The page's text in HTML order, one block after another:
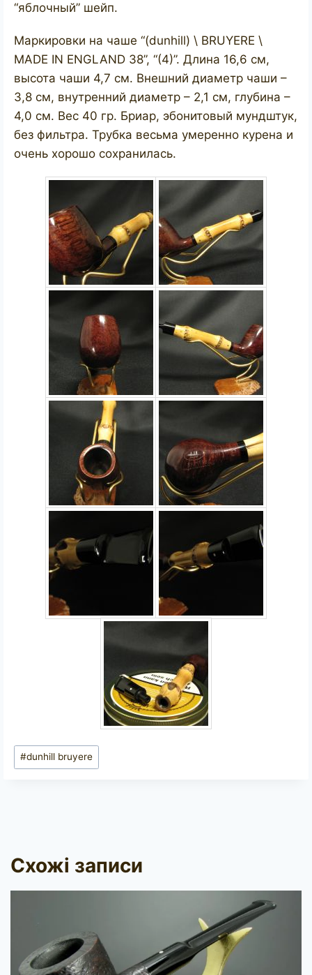
“яблочный” шейп.
Маркировки на чаше “(dunhill) \ BRUYERE \
MADE IN ENGLAND 38”, “(4)”. Длина 16,6 см,
высота чаши 4,7 см. Внешний диаметр чаши –
3,8 см, внутренний диаметр – 2,1 см, глубина –
4,0 см. Вес 40 гр. Бриар, эбонитовый мундштук,
без фильтра. Трубка весьма умеренно курена и
очень хорошо сохранилась.
Позначки
запису:
#dunhill bruyere
Схожі записи